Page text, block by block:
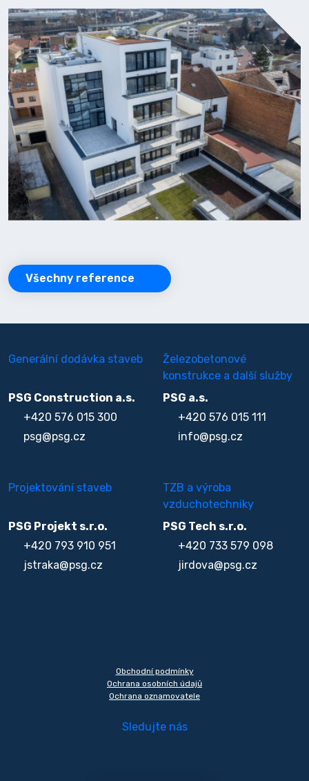
Všechny reference
Generální dodávka staveb
PSG Construction a.s.
+420 576 015 300
psg@psg.cz
Železobetonové
konstrukce a další služby
PSG a.s.
+420 576 015 111
info@psg.cz
Projektování staveb
PSG Projekt s.r.o.
+420 793 910 951
jstraka@psg.cz
TZB a výroba
vzduchotechniky
PSG Tech s.r.o.
+420 733 579 098
jirdova@psg.cz
Obchodní podmínky
Ochrana osobních údajů
Ochrana oznamovatele
Sledujte nás